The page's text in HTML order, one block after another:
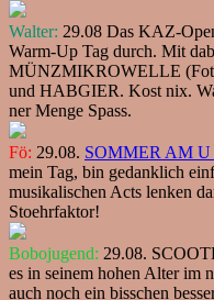
Walter: 29.08 Das KAZ-
Warm-Up Tag durch. Mit
MÜNZMIKROWELLE
und HABGIER. Kost nix.
ner Menge Spass.
Fö: 29.08. SOMMER AM U
mein Tag, bin gedanklich
musikalischen Acts lenken
Stoehrfaktor!
Bobojugend: 29.08.
es in seinem hohen Alter im
auch noch ein bisschen